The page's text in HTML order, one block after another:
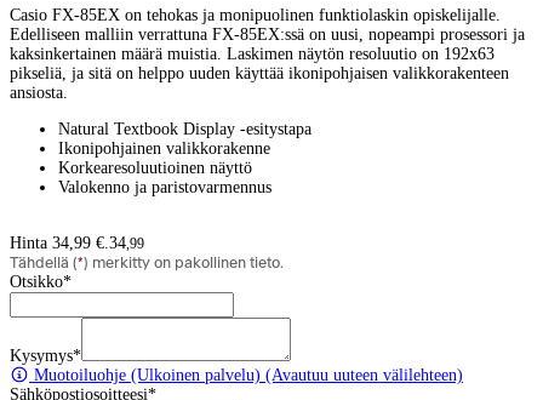
Casio FX-85EX on tehokas ja monipuolinen funktiolaskin opiskelijalle.
Edelliseen malliin verrattuna FX-85EX:ssä on uusi, nopeampi prosessori ja
kaksinkertainen määrä muistia. Laskimen näytön resoluutio on 192x63
pikseliä, ja sitä on helppo uuden käyttää ikonipohjaisen valikkorakenteen
ansiosta.
Natural Textbook Display -esitystapa
Ikonipohjainen valikkorakenne
Korkearesoluutioinen näyttö
Valokenno ja paristovarmennus
Hinta 34,99 €. 34,99
Tähdellä (*) merkitty on pakollinen tieto.
Otsikko*
Kysymys*
Muotoiluohje (Ulkoinen palvelu) (Avautuu uuteen välilehteen)
Sähköpostiosoitteesi*